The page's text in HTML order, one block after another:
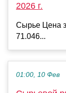
2026 г.
Сырье Цена
71.046...
01:00, 10 Фев